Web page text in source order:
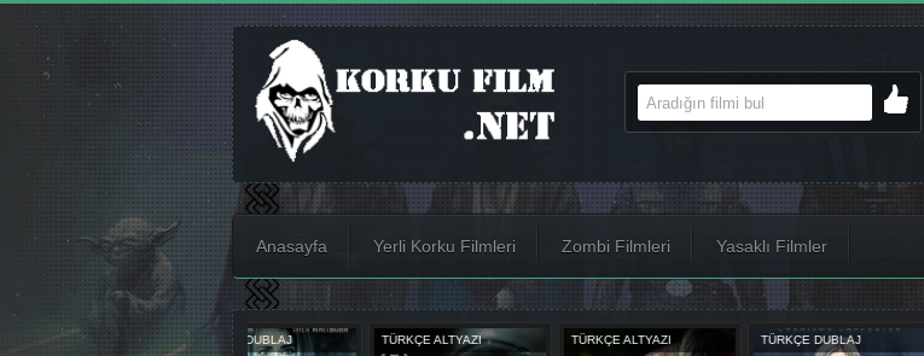
Anasayfa Yerli Korku Filmleri Zombi Filmleri Yasaklı Filmler
TÜRKÇE ALTYAZI TÜRKÇE ALTYAZI TÜRKÇE DUBLAJ TÜRKÇE ALTYAZI TÜRKÇE ALTYAZI